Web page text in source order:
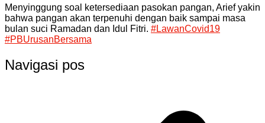
Menyinggung soal ketersediaan pasokan pangan, Arief yakin
bahwa pangan akan terpenuhi dengan baik sampai masa
bulan suci Ramadan dan Idul Fitri. #LawanCovid19
#PBUrusanBersama
Navigasi pos